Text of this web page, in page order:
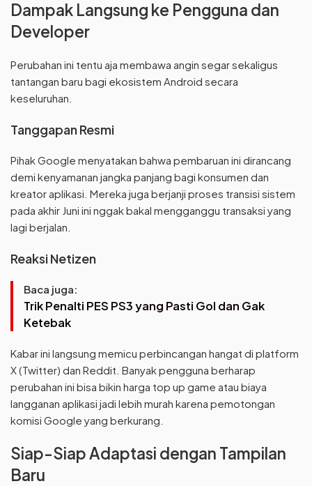
Dampak Langsung ke Pengguna dan
Developer
Perubahan ini tentu aja membawa angin segar sekaligus
tantangan baru bagi ekosistem Android secara
keseluruhan.
Tanggapan Resmi
Pihak Google menyatakan bahwa pembaruan ini dirancang
demi kenyamanan jangka panjang bagi konsumen dan
kreator aplikasi. Mereka juga berjanji proses transisi sistem
pada akhir Juni ini nggak bakal mengganggu transaksi yang
lagi berjalan.
Reaksi Netizen
Baca juga:
Trik Penalti PES PS3 yang Pasti Gol dan Gak
Ketebak
Kabar ini langsung memicu perbincangan hangat di platform
X (Twitter) dan Reddit. Banyak pengguna berharap
perubahan ini bisa bikin harga top up game atau biaya
langganan aplikasi jadi lebih murah karena pemotongan
komisi Google yang berkurang.
Siap-Siap Adaptasi dengan Tampilan
Baru